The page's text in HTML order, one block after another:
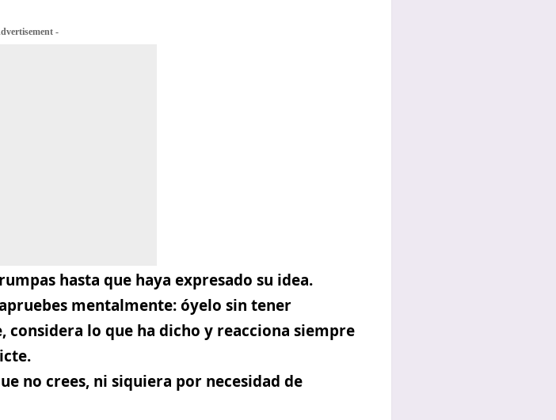
-
hasta que haya expresado su idea.
mentalmente: óyelo sin tener
lo que ha dicho y reacciona siempre
no crees, ni siquiera por necesidad de